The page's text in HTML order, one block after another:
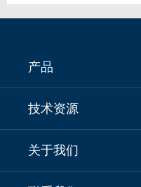
产品
技术资源
关于我们